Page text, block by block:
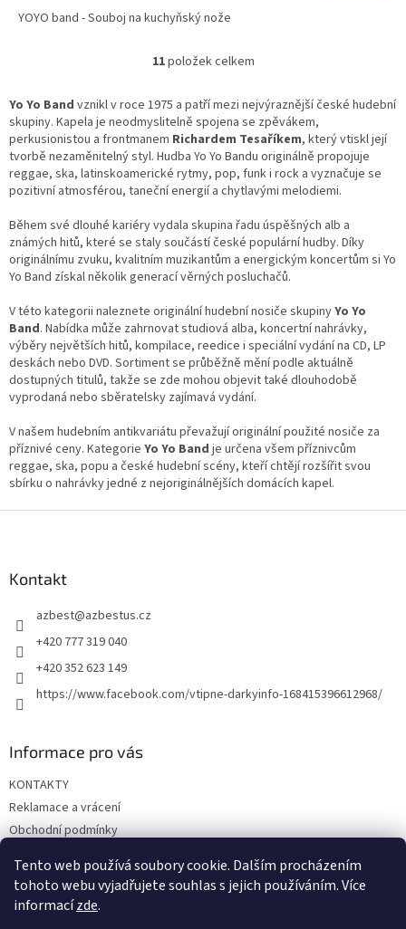
Tento web používá soubory cookie. Dalším procházením
tohoto webu vyjadřujete souhlas s jejich používáním. Více
informacízde.
YOYO band - Souboj na kuchyňský nože
O
l
á
d
a
c
í
r
v
k
y
ý
p
i
s
u
11položek celkem
Yo Yo Band vznikl v roce 1975 a patří mezi nejvýraznější české hudební
skupiny. Kapela je neodmyslitelně spojena se zpěvákem,
perkusionistou a frontmanem Richardem Tesaříkem, který vtiskl její
tvorbě nezaměnitelný styl. Hudba Yo Yo Bandu originálně propojuje
reggae, ska, latinskoamerické rytmy, pop, funk i rock a vyznačuje se
pozitivní atmosférou, taneční energií a chytlavými melodiemi.
Během své dlouhé kariéry vydala skupina řadu úspěšných alb a
známých hitů, které se staly součástí české populární hudby. Díky
originálnímu zvuku, kvalitním muzikantům a energickým koncertům si Yo
Yo Band získal několik generací věrných posluchačů.
V této kategorii naleznete originální hudební nosiče skupinyYo Yo
Band. Nabídka může zahrnovat studiová alba, koncertní nahrávky,
výběry největších hitů, kompilace, reedice i speciální vydání na CD, LP
deskách nebo DVD. Sortiment se průběžně mění podle aktuálně
dostupných titulů, takže se zde mohou objevit také dlouhodobě
vyprodaná nebo sběratelsky zajímavá vydání.
V našem hudebním antikvariátu převažují originální použité nosiče za
příznivé ceny. Kategorie Yo Yo Band je určena všem příznivcům
reggae, ska, popu a české hudební scény, kteří chtějí rozšířit svou
sbírku o nahrávky jedné z nejoriginálnějších domácích kapel.
Kontakt
azbest@azbestus.cz
+420 777 319 040
+420 352 623 149
https://www.facebook.com/vtipne-darkyinfo-168415396612968/
Informace pro vás
KONTAKTY
Reklamace a vrácení
Obchodní podmínky
Doprava a platba